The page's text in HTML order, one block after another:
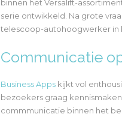
binnen het Versalift-
serie ontwikkeld. Na grote
telescoop-autohoogwerker in
Communicatie
Business Apps kijkt vol
bezoekers graag
commmunicatie binnen het